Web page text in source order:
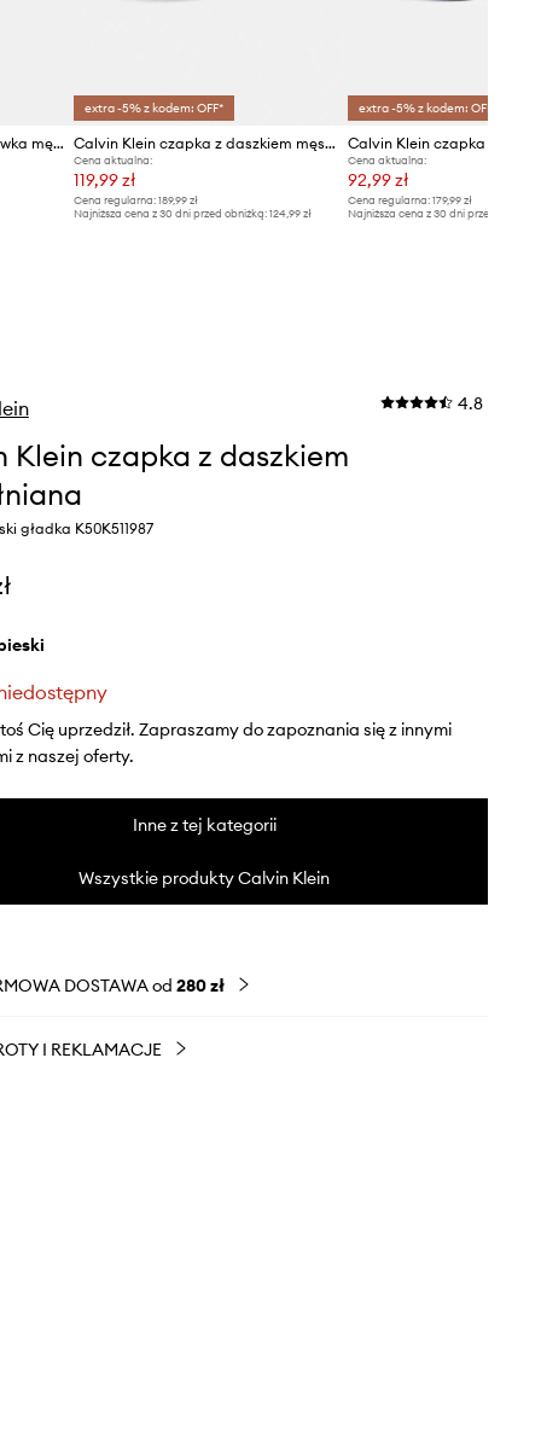
Calvin Klein czapka bejsbolówka męska jeansowa
extra -5% z kodem: OFF*
Calvin Klein czapka z daszkiem męska jeansowa
Cena aktualna:
119,99 zł
Cena regularna:189,99 zł
Najniższa cena z 30 dni przed obniżką:124,99 zł
extra -5% z kodem: OFF*
Cena aktualna:
92,99 zł
Cena regularna: 179,99 zł
Najniższa cena z 30 dni przed obniżką:
4.8
Klein czapka z daszkiem
gładka K50K511987
Cię uprzedził. Zapraszamy do zapoznania się z innymi
z naszej oferty.
Inne z tej kategorii
Wszystkie produkty Calvin Klein
DOSTAWA od 280 zł
I REKLAMACJE